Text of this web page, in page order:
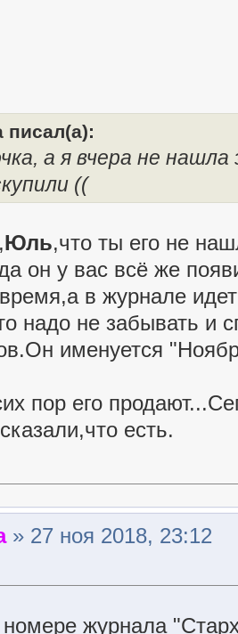
писал(а):
а я вчера не
((
Юль,что ты его не
он у вас всё же
в журнале
надо не забывать и
именуется
пор его
есть.
» 27 ноя 2018, 23:12
журнала